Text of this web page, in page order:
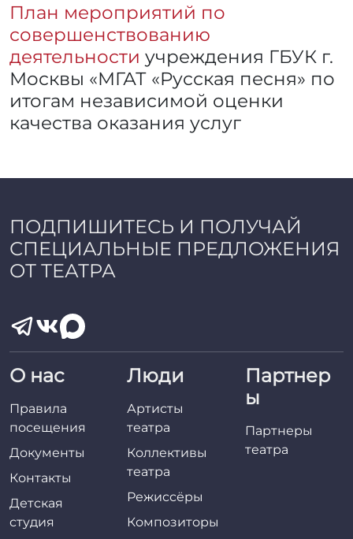
План мероприятий по
совершенствованию
деятельности учреждения ГБУК г.
Москвы «МГАТ «Русская песня» по
итогам независимой оценки
качества оказания услуг
ПОДПИШИТЕСЬ И ПОЛУЧАЙ
СПЕЦИАЛЬНЫЕ ПРЕДЛОЖЕНИЯ
ОТ ТЕАТРА
О нас
Правила
посещения
Документы
Контакты
Детская
студия
Люди
Артисты
театра
Коллективы
театра
Режиссёры
Композиторы
Партнер
ы
Партнеры
театра